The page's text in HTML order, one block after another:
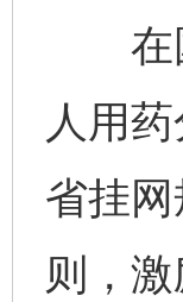
在国
人用
省挂
则，